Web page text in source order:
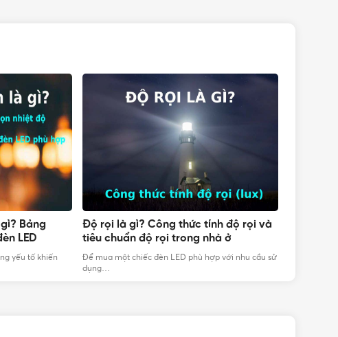
NGHIỆP
Bảng
LED
yếu tố khiến
Độ rọi là gì? Công thức tính độ rọi và
tiêu chuẩn độ rọi trong nhà ở
Để mua một chiếc đèn LED phù hợp với nhu cầu sử
dụng…